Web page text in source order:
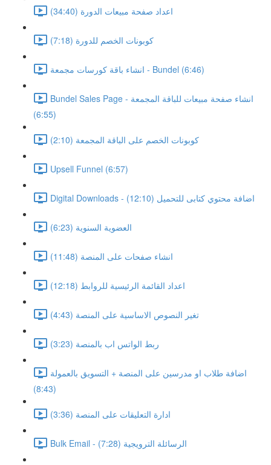
اعداد صفحة مبيعات الدورة (34:40)
كوبونات الخصم للدورة (7:18)
انشاء باقة كورسات مجمعة - Bundel (6:46)
Bundel Sales Page - انشاء صفحة مبيعات للباقة المجمعة
(6:55)
كوبونات الخصم على الباقة المجمعة (2:10)
Upsell Funnel (6:57)
Digital Downloads - اضافة محتوي كتابى للتحميل (12:10)
العضوية السنوية (6:23)
انشاء صفحات على المنصة (11:48)
اعداد القائمة الرئيسية للروابط (12:18)
تغير النصوص الاساسية على المنصة (4:43)
ربط الواتس اب بالمنصة (3:23)
اضافة طلاب او مدرسين على المنصة + التسويق بالعمولة
(8:43)
ادارة التعليقات على المنصة (3:36)
Bulk Email - الرسائلة الترويجية (7:28)